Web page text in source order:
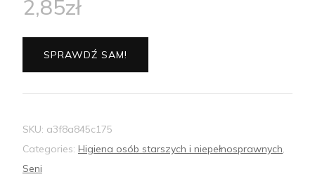
2,85zł
SPRAWDŹ SAM!
SKU: a3f8a845c175
Categories: Higiena osób starszych i niepełnosprawnych
Seni